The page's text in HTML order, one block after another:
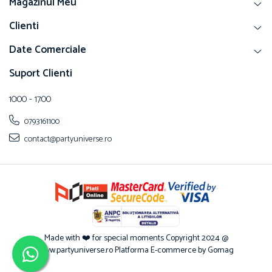
Clienti
Date Comerciale
Suport Clienti
10:00 - 17:00
0793161100
contact@partyuniverse.ro
Made with ❤️ for special moments Copyright 2024 @
www.partyuniverse.roPlatforma E-commerce by Gomag